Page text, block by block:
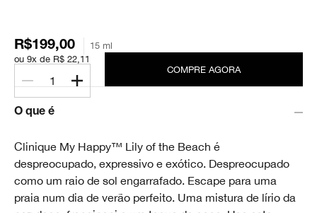
R$199,00
15 ml
ou 9x de R$ 22,11
1
COMPRE AGORA
O que é
Clinique My Happy™ Lily of the Beach é
despreocupado, expressivo e exótico. Despreocupado
como um raio de sol engarrafado. Escape para uma
praia num dia de verão perfeito. Uma mistura de lírio da